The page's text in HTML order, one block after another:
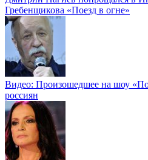
Гребенщикова «Поезд в огне»
Видео: Произошедшее на шоу
россиян